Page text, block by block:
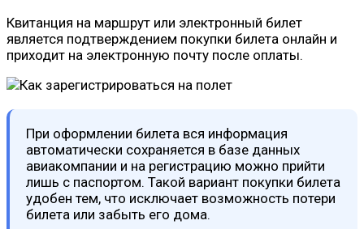
Квитанция на маршрут или электронный билет
является подтверждением покупки билета онлайн и
приходит на электронную почту после оплаты.
При оформлении билета вся информация
автоматически сохраняется в базе данных
авиакомпании и на регистрацию можно прийти
лишь с паспортом. Такой вариант покупки билета
удобен тем, что исключает возможность потери
билета или забыть его дома.